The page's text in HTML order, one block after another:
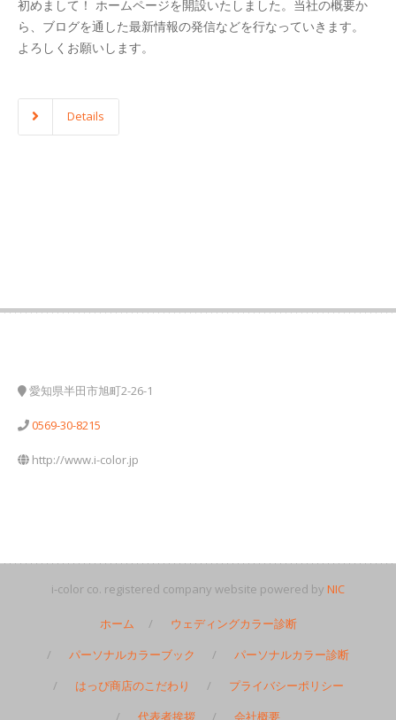
初めまして！ ホームページを開設いたしました。当社の概要か
ら、ブログを通した最新情報の発信などを行なっていきます。
よろしくお願いします。
Details
愛知県半田市旭町2-26-1
0569-30-8215
http://www.i-color.jp
i-color co. registered company website powered by NIC
ホーム
ウェディングカラー診断
パーソナルカラーブック
パーソナルカラー診断
はっぴ商店のこだわり
プライバシーポリシー
代表者挨拶
会社概要